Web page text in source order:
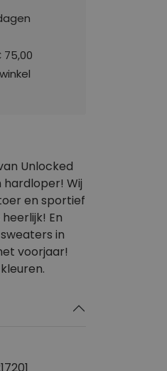
Unlocked
Wij
en sportief
En
in
voorjaar!